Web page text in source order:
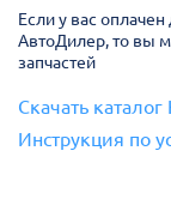
Если у вас
АвтоДилер, то вы
запчастей
Скачать
Инструкция по